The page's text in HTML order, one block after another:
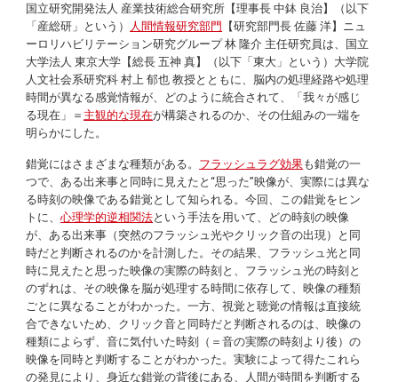
国立研究開発法人 産業技術総合研究所【理事長 中鉢 良治】（以下
「産総研」という）
人間情報研究部門 【研究部門長 佐藤 洋】ニュ
ーロリハビリテーション研究グループ 林 隆介 主任研究員は、国立
大学法人 東京大学【総長 五神 真】（以下「東大」という）大学院
人文社会系研究科 村上 郁也 教授とともに、脳内の処理経路や処理
時間が異なる感覚情報が、どのように統合されて、「我々が感じ
る現在」＝ 主観的な現在が構築されるのか、その仕組みの一端を
明らかにした。
錯覚にはさまざまな種類がある。 フラッシュラグ効果も錯覚の一
つで、ある出来事と同時に見えたと“思った”映像が、実際には異な
る時刻の映像である錯覚として知られる。今回、この錯覚をヒン
トに、心理学的逆相関法という手法を用いて、どの時刻の映像
が、ある出来事（突然のフラッシュ光やクリック音の出現）と同
時だと判断されるのかを計測した。その結果、フラッシュ光と同
時に見えたと思った映像の実際の時刻と、フラッシュ光の時刻と
のずれは、その映像を脳が処理する時間に依存して、映像の種類
ごとに異なることがわかった。一方、視覚と聴覚の情報は直接統
合できないため、クリック音と同時だと判断されるのは、映像の
種類によらず、音に気付いた時刻（＝音の実際の時刻より後）の
映像を同時と判断することがわかった。実験によって得たこれら
の発見により、身近な錯覚の背後にある、人間が時間を判断する